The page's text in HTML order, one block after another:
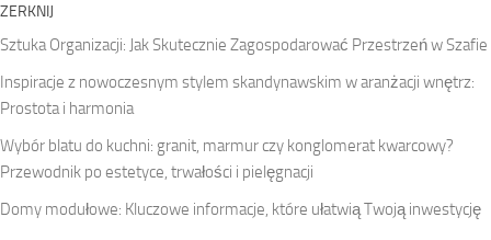
ZERKNIJ
Sztuka Organizacji: Jak Skutecznie Zagospodarować Przestrzeń w Szafie
Inspiracje z nowoczesnym stylem skandynawskim w aranżacji wnętrz:
Prostota i harmonia
Wybór blatu do kuchni: granit, marmur czy konglomerat kwarcowy?
Przewodnik po estetyce, trwałości i pielęgnacji
Domy modułowe: Kluczowe informacje, które ułatwią Twoją inwestycję